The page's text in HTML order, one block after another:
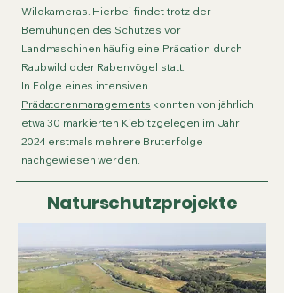
Wildkameras. Hierbei findet trotz der
Bemühungen des Schutzes vor
Landmaschinen häufig eine Prädation durch
Raubwild oder Rabenvögel statt.
In Folge eines intensiven
Prädatorenmanagements konnten von jährlich
etwa 30 markierten Kiebitzgelegen im Jahr
2024 erstmals mehrere Bruterfolge
nachgewiesen werden.
Naturschutzprojekte